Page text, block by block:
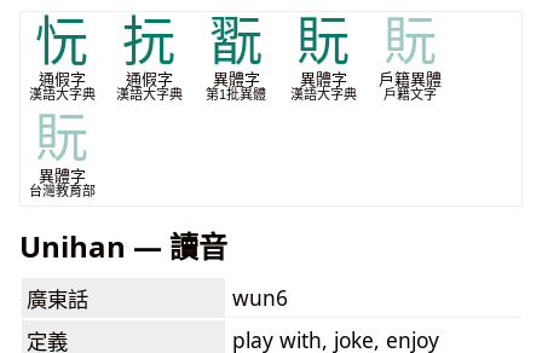
忨
通假字
漢語大字典
抏
通假字
漢語大字典
翫
異體字
第1批異體
貦
異體字
漢語大字典
貦
戶籍異體
戶籍文字
貦
異體字
台灣教育部
Unihan — 讀音
廣東話
wun6
定義
play with, joke, enjoy